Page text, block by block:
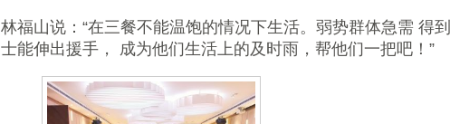
林福山说：“在三餐不能温饱的情况下生活。弱势群体急需 得
士能伸出援手， 成为他们生活上的及时雨，帮他们一把吧！”